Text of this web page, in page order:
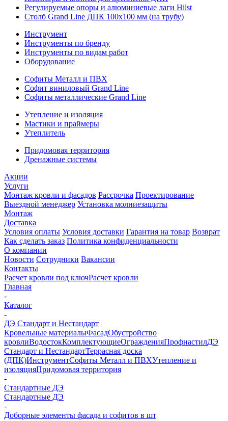
Регулируемые опоры и алюминиевые лаги Hilst
Столб Grand Line ДПК 100х100 мм (на трубу)
Инструмент
Инструменты по бренду
Инструменты по видам работ
Оборудование
Софиты Металл и ПВХ
Софит виниловый Grand Line
Софиты металлические Grand Line
Утепление и изоляция
Мастики и праймеры
Утеплитель
Придомовая территория
Дренажные системы
Акции
Услуги
Монтаж кровли и фасадов Рассрочка Проектирование
Выездной менеджер Установка молниезащиты
Монтаж
Доставка
Условия оплаты Условия доставки Гарантия на товар Возврат
Как сделать заказ Политика конфиденциальности
О компании
Новости Сотрудники Вакансии
Контакты
Расчет кровли под ключРасчет кровли
Главная
-
Каталог
-
ДЭ Стандарт и Нестандарт
Кровельные материалыФасадОбустройство
кровлиВодостокКомплектующиеОгражденияПрофнастилДЭ
Стандарт и НестандартТеррасная доска
(ДПК)ИнструментСофиты Металл и ПВХУтепление и
изоляцияПридомовая территория
-
Стандартные ДЭ
Стандартные ДЭ
-
Доборные элементы фасада и софитов в шт